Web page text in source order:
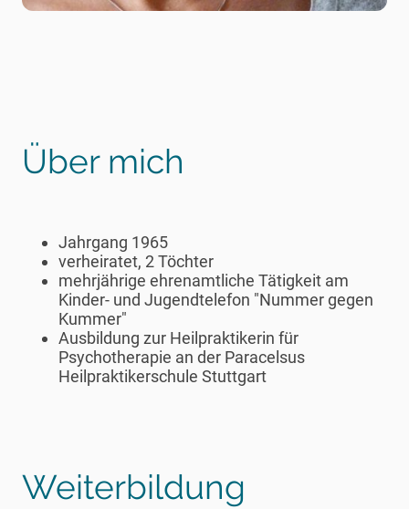
Über mich
Jahrgang 1965
verheiratet, 2 Töchter
mehrjährige ehrenamtliche Tätigkeit am
Kinder- und Jugendtelefon "Nummer gegen
Kummer"
Ausbildung zur Heilpraktikerin für
Psychotherapie an der Paracelsus
Heilpraktikerschule Stuttgart
Weiterbildung